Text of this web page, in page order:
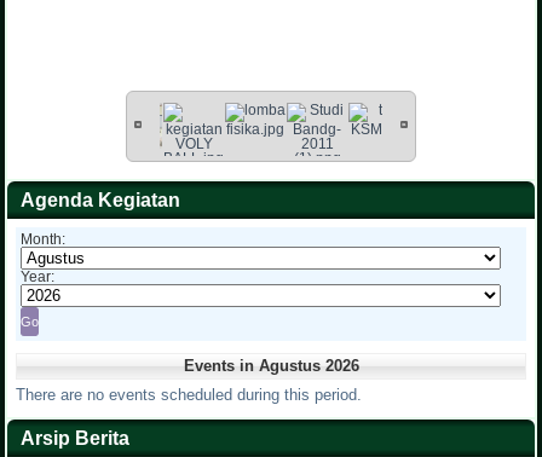
Agenda Kegiatan
Month:
Year:
Events in Agustus 2026
There are no events scheduled during this period.
Arsip Berita